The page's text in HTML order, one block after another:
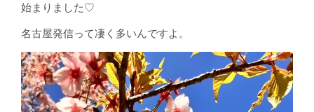
始まりました♡
名古屋発信って凄く多いんですよ。